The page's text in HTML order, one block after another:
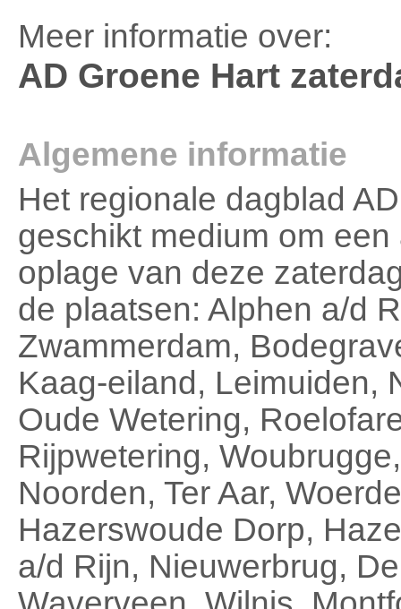
Meer informatie over:
AD Groene Hart
Algemene informatie
Het regionale dagblad
geschikt medium om
oplage van deze
de plaatsen: Alphen a/d
Zwammerdam,
Kaag-eiland, Leimuiden,
Oude Wetering,
Rijpwetering,
Noorden, Ter Aar,
Hazerswoude Dorp,
a/d Rijn, Nieuwerbrug,